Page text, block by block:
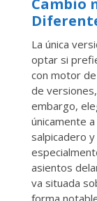
Cambio
La única
optar si
con motor
de
embargo,
únicamente
salpicadero
asientos
va situada